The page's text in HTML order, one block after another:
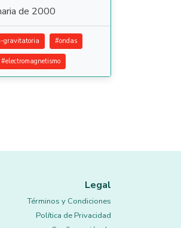
de 2000
gravitatoria #ondas
#electromagnetismo
Legal
Términos y Condiciones
Política de Privacidad